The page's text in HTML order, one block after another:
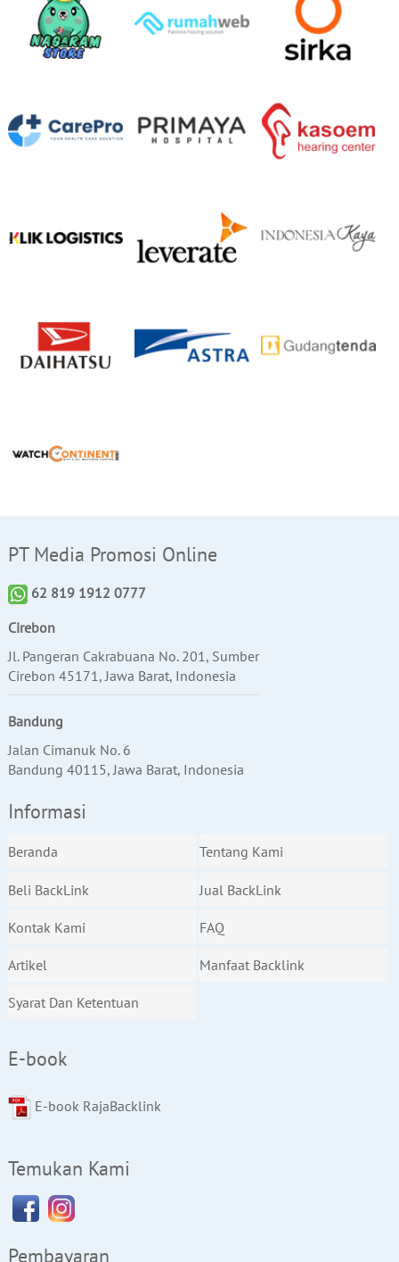
PT Media Promosi Online
62 819 1912 0777
Cirebon
Jl. Pangeran Cakrabuana No. 201, Sumber
Cirebon 45171, Jawa Barat, Indonesia
Bandung
Jalan Cimanuk No. 6
Bandung 40115, Jawa Barat, Indonesia
Informasi
Beranda Tentang Kami
Beli BackLink Jual BackLink
Kontak Kami FAQ
Artikel Manfaat Backlink
Syarat Dan Ketentuan
E-book
E-book RajaBacklink
Temukan Kami
Pembayaran